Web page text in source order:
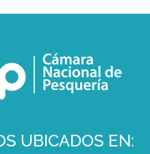
UBICADOS EN: